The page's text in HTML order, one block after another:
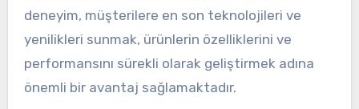
deneyim, müşterilere en son teknolojileri ve
yenilikleri sunmak, ürünlerin özelliklerini ve
performansını sürekli olarak geliştirmek adına
önemli bir avantaj sağlamaktadır.